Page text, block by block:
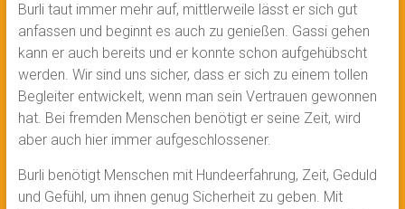
Burli taut immer mehr auf, mittlerweile lässt er sich gut
anfassen und beginnt es auch zu genießen. Gassi gehen
kann er auch bereits und er konnte schon aufgehübscht
werden. Wir sind uns sicher, dass er sich zu einem tollen
Begleiter entwickelt, wenn man sein Vertrauen gewonnen
hat. Bei fremden Menschen benötigt er seine Zeit, wird
aber auch hier immer aufgeschlossener.
Burli benötigt Menschen mit Hundeerfahrung, Zeit, Geduld
und Gefühl, um ihnen genug Sicherheit zu geben. Mit